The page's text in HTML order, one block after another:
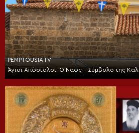
PEMPTOUSIA TV
Άγιοι Απόστολοι: Ο Ναός – Σύμβολο της